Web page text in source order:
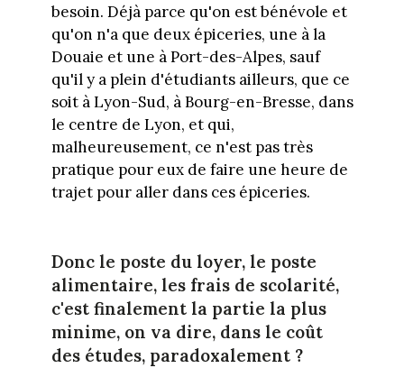
besoin. Déjà parce qu'on est bénévole et
qu'on n'a que deux épiceries, une à la
Douaie et une à Port-des-Alpes, sauf
qu'il y a plein d'étudiants ailleurs, que ce
soit à Lyon-Sud, à Bourg-en-Bresse, dans
le centre de Lyon, et qui,
malheureusement, ce n'est pas très
pratique pour eux de faire une heure de
trajet pour aller dans ces épiceries.
Donc le poste du loyer, le poste
alimentaire, les frais de scolarité,
c'est finalement la partie la plus
minime, on va dire, dans le coût
des études, paradoxalement ?